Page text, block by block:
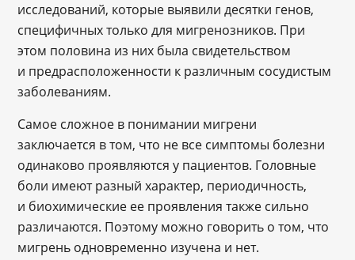
исследований, которые выявили десятки генов,
специфичных только для мигренозников. При
этом половина из них была свидетельством
и предрасположенности к различным сосудистым
заболеваниям.
Самое сложное в понимании мигрени
заключается в том, что не все симптомы болезни
одинаково проявляются у пациентов. Головные
боли имеют разный характер, периодичность,
и биохимические ее проявления также сильно
различаются. Поэтому можно говорить о том, что
мигрень одновременно изучена и нет.